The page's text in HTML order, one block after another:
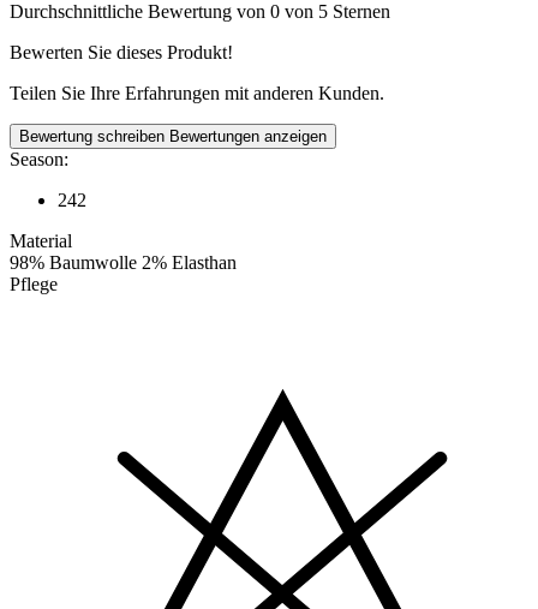
Durchschnittliche Bewertung von 0 von 5 Sternen
Bewerten Sie dieses Produkt!
Teilen Sie Ihre Erfahrungen mit anderen Kunden.
Bewertung schreiben Bewertungen anzeigen
Season:
242
Material
98% Baumwolle 2% Elasthan
Pflege